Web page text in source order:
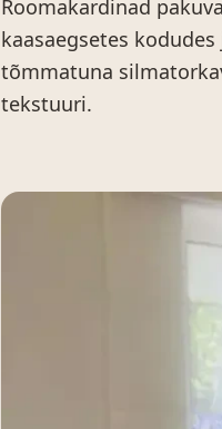
Roomakardinad
kaasaegsetes
tõmmatuna
tekstuuri.